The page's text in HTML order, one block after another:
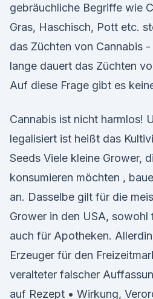
gebräuchliche Begriffe wie
Gras, Haschisch, Pott etc.
das Züchten von Cannabis
lange dauert das Züchten
Auf diese Frage gibt es
Cannabis ist nicht harmlos!
legalisiert ist heißt das
Seeds Viele kleine Grower,
konsumieren möchten ,
an. Dasselbe gilt für die
Grower in den USA,
auch für Apotheken.
Erzeuger für den
veralteter falscher
auf Rezept • Wirkung,